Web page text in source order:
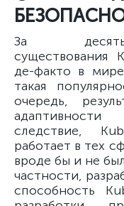
За
существования
де-факто в
такая
очередь,
следствие,
работает в тех
вроде бы и не
частности,
способность